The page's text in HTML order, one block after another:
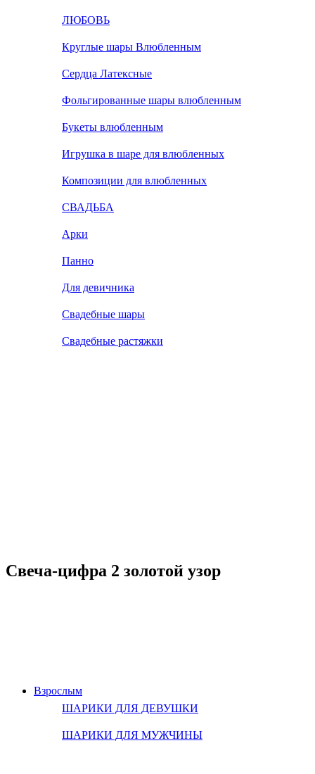
ЛЮБОВЬ
Круглые шары Влюбленным
Сердца Латексные
Фольгированные шары влюбленным
Букеты влюбленным
Игрушка в шаре для влюбленных
Композиции для влюбленных
СВАДЬБА
Арки
Панно
Для девичника
Свадебные шары
Свадебные растяжки
Взрослым
ШАРИКИ ДЛЯ ДЕВУШКИ
ШАРИКИ ДЛЯ МУЖЧИНЫ
Свеча-цифра 2 золотой узор